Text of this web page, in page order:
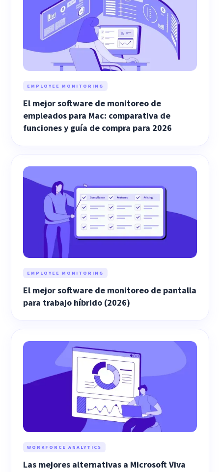
EMPLOYEE MONITORING
El mejor software de monitoreo de
empleados para Mac: comparativa de
funciones y guía de compra para 2026
EMPLOYEE MONITORING
El mejor software de monitoreo de pantalla
para trabajo híbrido (2026)
WORKFORCE ANALYTICS
Las mejores alternativas a Microsoft Viva